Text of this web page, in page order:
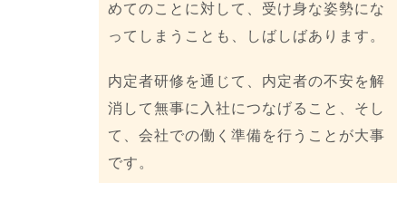
めてのことに対して、受け身な姿勢にな
ってしまうことも、しばしばあります。
内定者研修を通じて、内定者の不安を解
消して無事に入社につなげること、そし
て、会社での働く準備を行うことが大事
です。